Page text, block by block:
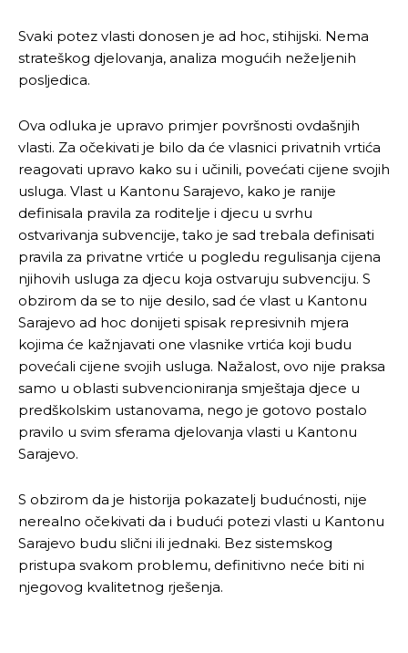
Svaki potez vlasti donosen je ad hoc, stihijski. Nema
strateškog djelovanja, analiza mogućih neželjenih
posljedica.
Ova odluka je upravo primjer površnosti ovdašnjih
vlasti. Za očekivati je bilo da će vlasnici privatnih vrtića
reagovati upravo kako su i učinili, povećati cijene svojih
usluga. Vlast u Kantonu Sarajevo, kako je ranije
definisala pravila za roditelje i djecu u svrhu
ostvarivanja subvencije, tako je sad trebala definisati
pravila za privatne vrtiće u pogledu regulisanja cijena
njihovih usluga za djecu koja ostvaruju subvenciju. S
obzirom da se to nije desilo, sad će vlast u Kantonu
Sarajevo ad hoc donijeti spisak represivnih mjera
kojima će kažnjavati one vlasnike vrtića koji budu
povećali cijene svojih usluga. Nažalost, ovo nije praksa
samo u oblasti subvencioniranja smještaja djece u
predškolskim ustanovama, nego je gotovo postalo
pravilo u svim sferama djelovanja vlasti u Kantonu
Sarajevo.
S obzirom da je historija pokazatelj budućnosti, nije
nerealno očekivati da i budući potezi vlasti u Kantonu
Sarajevo budu slični ili jednaki. Bez sistemskog
pristupa svakom problemu, definitivno neće biti ni
njegovog kvalitetnog rješenja.